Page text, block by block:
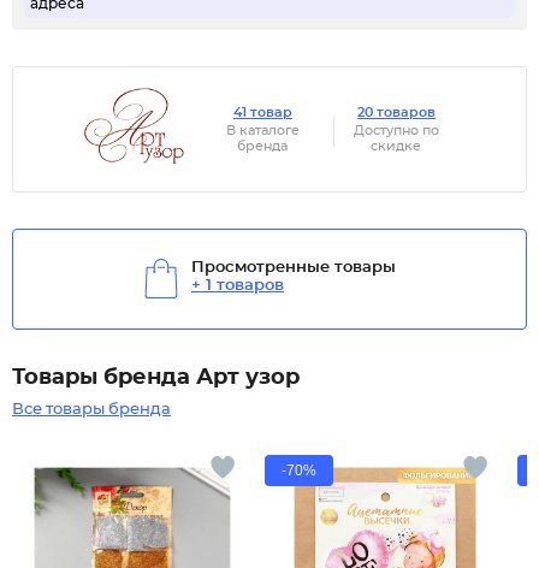
адреса
41 товар
В каталоге
бренда
20 товаров
Доступно по
скидке
Просмотренные товары
+ 1 товаров
Товары бренда Арт узор
Все товары бренда
-70%